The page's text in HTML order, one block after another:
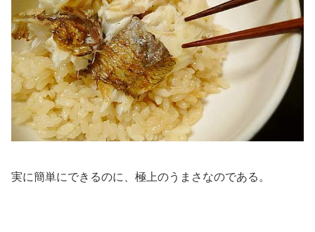
実に簡単にできるのに、極上のうまさなのである。